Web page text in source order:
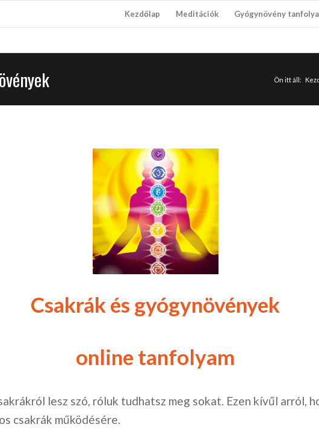
Kezdőlap Meditációk Gyógynövény
Ön itt áll:
Csakrák és gyógynövények
online tanfolyam
lesz szó, róluk tudhatsz meg sokat. Ezen kívűl arról,
csakrák működésére.